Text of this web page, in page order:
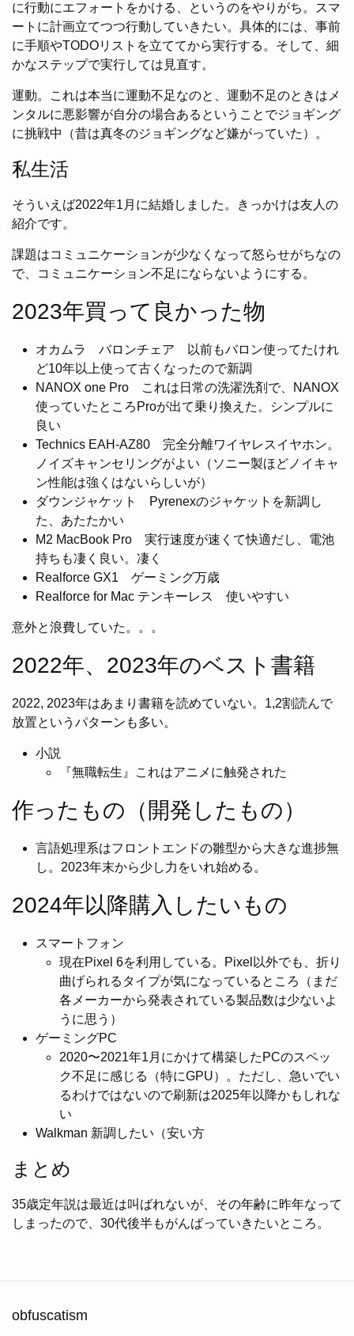
に行動にエフォートをかける、というのをやりがち。スマ
ートに計画立てつつ行動していきたい。具体的には、事前
に手順やTODOリストを立ててから実行する。そして、細
かなステップで実行しては見直す。
運動。これは本当に運動不足なのと、運動不足のときはメ
ンタルに悪影響が自分の場合あるということでジョギング
に挑戦中（昔は真冬のジョギングなど嫌がっていた）。
私生活
そういえば2022年1月に結婚しました。きっかけは友人の
紹介です。
課題はコミュニケーションが少なくなって怒らせがちなの
で、コミュニケーション不足にならないようにする。
2023年買って良かった物
オカムラ バロンチェア 以前もバロン使ってたけれ
ど10年以上使って古くなったので新調
NANOX one Pro これは日常の洗濯洗剤で、NANOX
使っていたところProが出て乗り換えた。シンプルに
良い
Technics EAH-AZ80 完全分離ワイヤレスイヤホン。
ノイズキャンセリングがよい（ソニー製ほどノイキャ
ン性能は強くはないらしいが）
ダウンジャケット Pyrenexのジャケットを新調し
た、あたたかい
M2 MacBook Pro 実行速度が速くて快適だし、電池
持ちも凄く良い。凄く
Realforce GX1 ゲーミング万歳
Realforce for Mac テンキーレス 使いやすい
意外と浪費していた。。。
2022年、2023年のベスト書籍
2022, 2023年はあまり書籍を読めていない。1,2割読んで
放置というパターンも多い。
小説
『無職転生』これはアニメに触発された
作ったもの（開発したもの）
言語処理系はフロントエンドの雛型から大きな進捗無
し。2023年末から少し力をいれ始める。
2024年以降購入したいもの
スマートフォン
現在Pixel 6を利用している。Pixel以外でも、折り
曲げられるタイプが気になっているところ（まだ
各メーカーから発表されている製品数は少ないよ
うに思う）
ゲーミングPC
2020〜2021年1月にかけて構築したPCのスペッ
ク不足に感じる（特にGPU）。ただし、急いでい
るわけではないので刷新は2025年以降かもしれな
い
Walkman 新調したい（安い方
まとめ
35歳定年説は最近は叫ばれないが、その年齢に昨年なって
しまったので、30代後半もがんばっていきたいところ。
obfuscatism